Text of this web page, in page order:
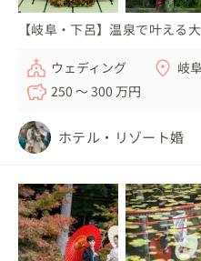
【岐阜・下呂】温泉で叶える
ウェディング
岐
250 〜 300 万円
ホテル・リゾート婚